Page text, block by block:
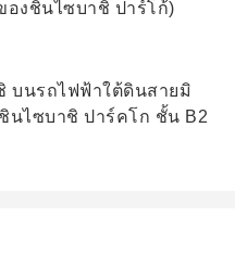
องชินไซบาชิ ปาร์โก้)
บนรถไฟฟ้าใต้ดินสายมิ
นไซบาชิ ปาร์คโก ชั้น B2